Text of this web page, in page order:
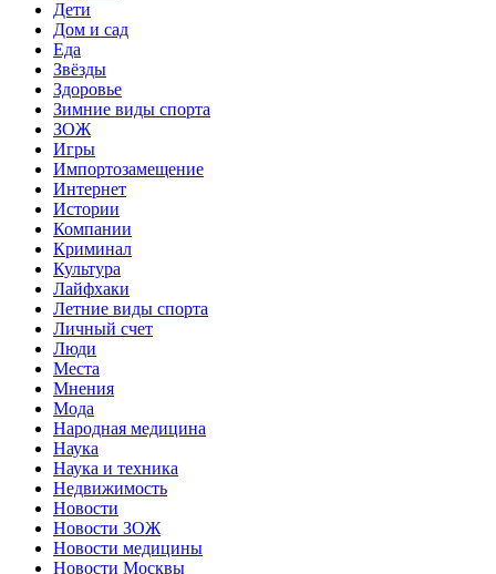
Дети
Дом и сад
Еда
Звёзды
Здоровье
Зимние виды спорта
ЗОЖ
Игры
Импортозамещение
Интернет
Истории
Компании
Криминал
Культура
Лайфхаки
Летние виды спорта
Личный счет
Люди
Места
Мнения
Мода
Народная медицина
Наука
Наука и техника
Недвижимость
Новости
Новости ЗОЖ
Новости медицины
Новости Москвы